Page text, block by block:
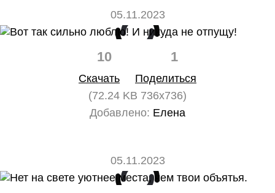
05.11.2023
10 1
Скачать
Поделиться
(72.24 KB 736x736)
Добавлено: Елена
05.11.2023